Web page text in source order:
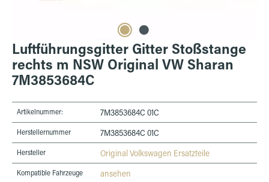
Luftführungsgitter Gitter Stoßstange
rechts m NSW Original VW Sharan
7M3853684C
Artikelnummer: 7M3853684C 01C
Herstellernummer 7M3853684C 01C
Hersteller Original Volkswagen Ersatzteile
Kompatible Fahrzeuge ansehen